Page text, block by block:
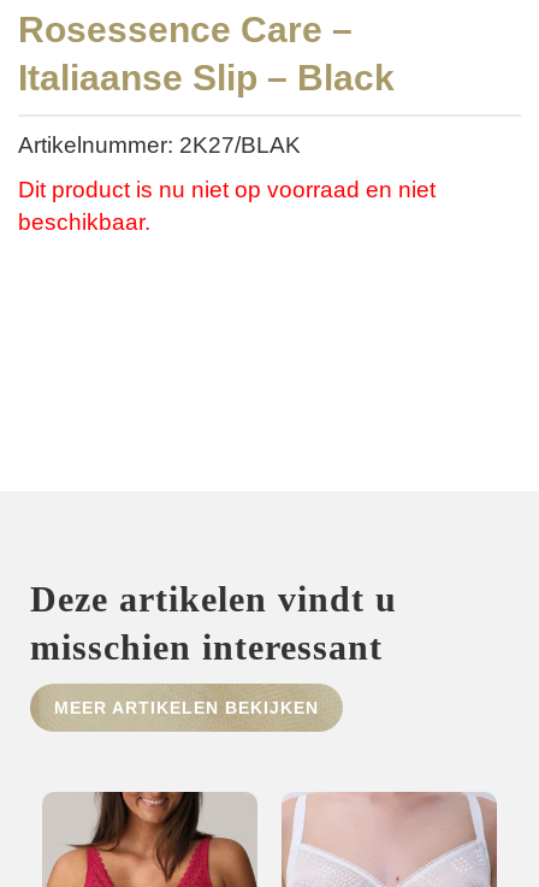
SHOP
OVER ONS
Rosessence Care –
Italiaanse Slip – Black
Artikelnummer: 2K27/BLAK
Dit product is nu niet op voorraad en niet
beschikbaar.
Deze artikelen vindt u
misschien interessant
MEER ARTIKELEN BEKIJKEN